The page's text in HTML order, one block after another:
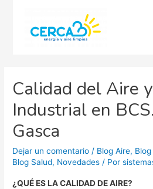
Calidad del Aire
Industrial en
Gasca
Dejar un comentario / Blog Aire,
Blog Salud, Novedades / Por
¿QUÉ ES LA CALIDAD DE AIRE?